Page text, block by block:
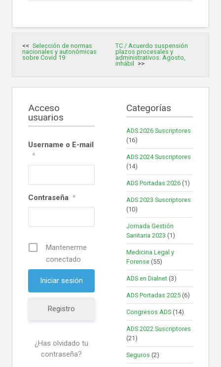
de
entradas
Selección de normas
nacionales y autonómicas
sobre Covid 19
TC / Acuerdo suspensión
plazos procesales y
administrativos. Agosto,
inhábil
Acceso
usuarios
Username o E-mail
*
Contraseña *
Mantenerme
conectado
Registro
¿Has olvidado tu
contraseña?
Categorías
ADS 2026 Suscriptores
(16)
ADS 2024 Suscriptores
(14)
ADS Portadas 2026 (1)
ADS 2023 Suscriptores
(10)
Jornada Gestión
Sanitaria 2023 (1)
Medicina Legal y
Forense (55)
ADS en Dialnet (3)
ADS Portadas 2025 (6)
Congresos ADS (14)
ADS 2022 Suscriptores
(21)
Seguros (2)